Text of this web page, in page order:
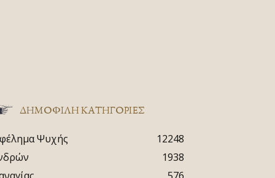
ΔΗΜΟΦΙΛΗ ΚΑΤΗΓΟΡΙΕΣ
Ψυχής
12248
1938